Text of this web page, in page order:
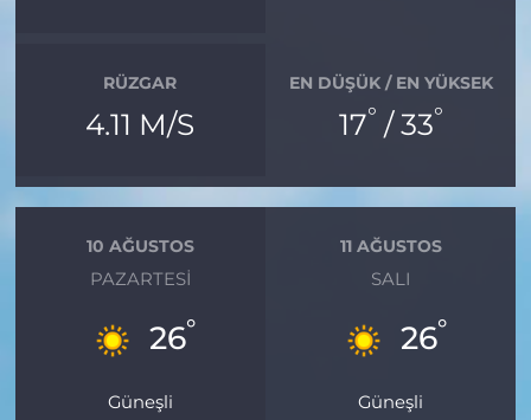
RÜZGAR
4.11 M/S
EN DÜŞÜK / EN YÜKSEK
17° / 33°
10 AĞUSTOS
PAZARTESI
26°
Güneşli
11 AĞUSTOS
SALI
26°
Güneşli